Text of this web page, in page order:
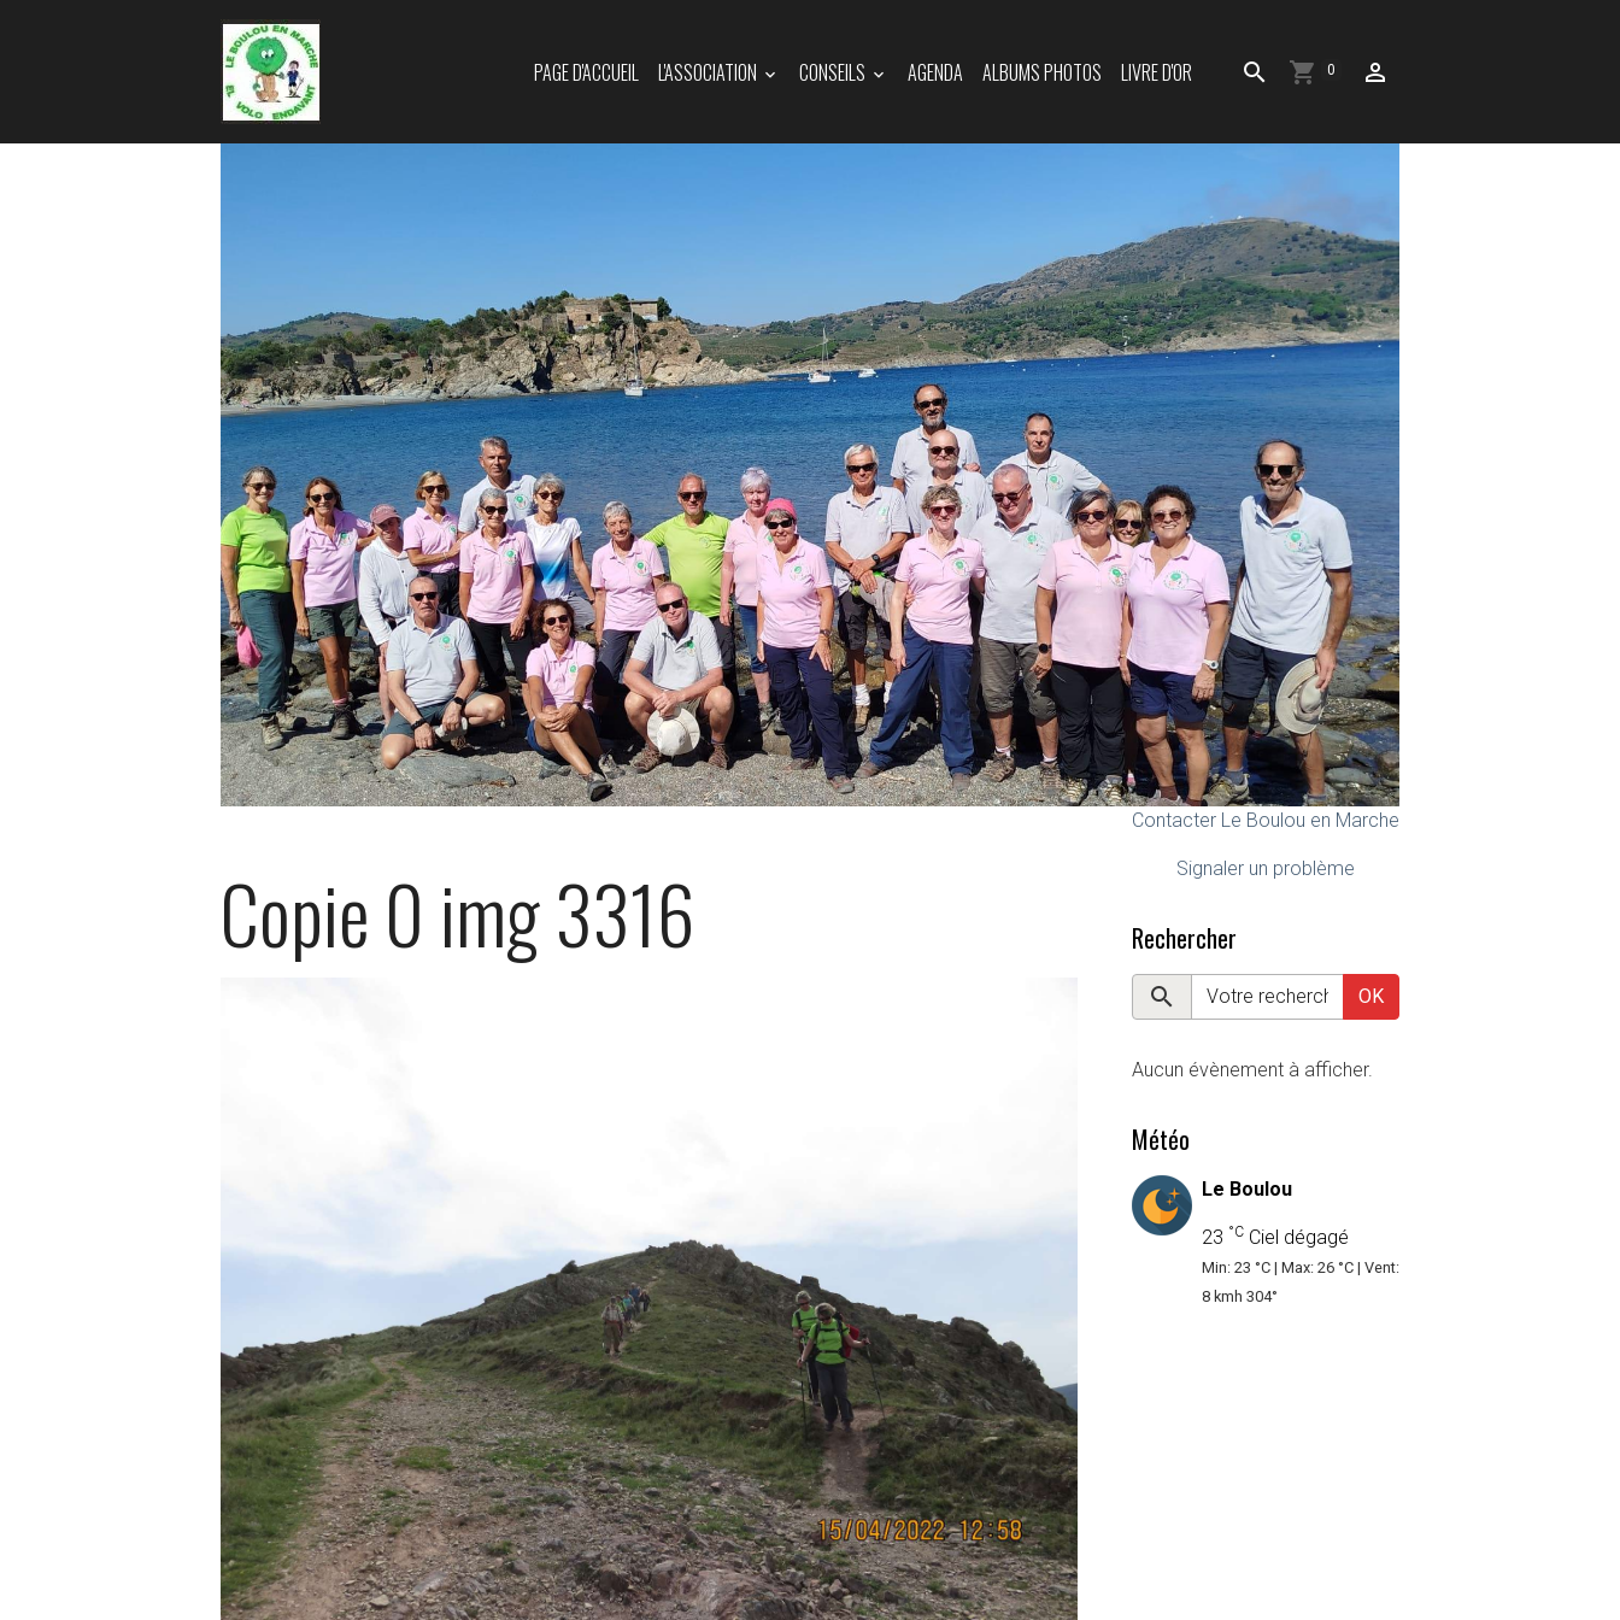
PAGE D'ACCUEIL L'ASSOCIATION CONSEILS AGENDA ALBUMS PHOTOS LIVRE D'OR 0
Copie 0 img 3316
Contacter Le Boulou en Marche
Signaler un problème
Rechercher
OK
Aucun évènement à afficher.
Météo
Le Boulou
23 °C Ciel dégagé
Min: 23 °C | Max: 26 °C | Vent:
8 kmh 304°